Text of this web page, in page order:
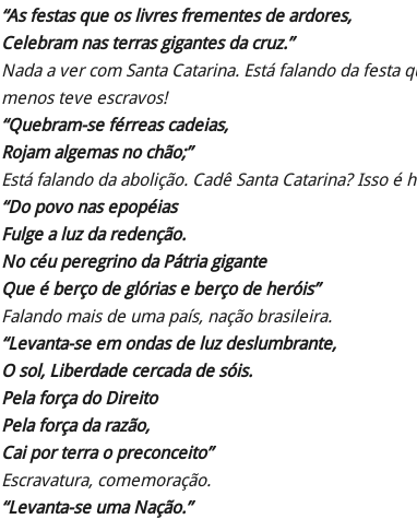
“As festas que os livres frementes de ardores,
Celebram nas terras gigantes da cruz.”
Nada a ver com Santa Catarina. Está falando da festa
menos teve escravos!
“Quebram-se férreas cadeias,
Rojam algemas no chão;”
Está falando da abolição. Cadê Santa Catarina? Isso
“Do povo nas epopéias
Fulge a luz da redenção.
No céu peregrino da Pátria gigante
Que é berço de glórias e berço de heróis”
Falando mais de uma país, nação brasileira.
“Levanta-se em ondas de luz deslumbrante,
O sol, Liberdade cercada de sóis.
Pela força do Direito
Pela força da razão,
Cai por terra o preconceito”
Escravatura, comemoração.
“Levanta-se uma Nação.”